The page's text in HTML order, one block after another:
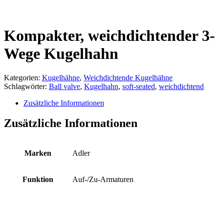
Kompakter, weichdichtender 3-
Wege Kugelhahn
Kategorien: Kugelhähne, Weichdichtende Kugelhähne
Schlagwörter: Ball valve, Kugelhahn, soft-seated, weichdichtend
Zusätzliche Informationen
Zusätzliche Informationen
Marken Adler
Funktion Auf-/Zu-Armaturen